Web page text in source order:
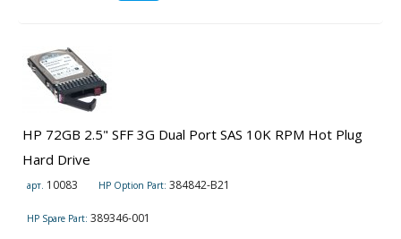
HP 72GB 2.5" SFF 3G Dual Port SAS 10K RPM Hot Plug
Hard Drive
арт. 10083 HP Option Part: 384842-B21
HP Spare Part: 389346-001